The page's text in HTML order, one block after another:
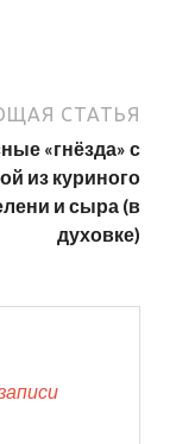
СТАТЬЯ
«гнёзда» с
из куриного
и сыра (в
духовке)